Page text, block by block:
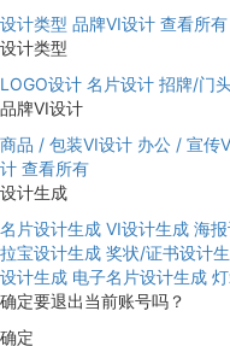
设计类型 品牌VI设计 查看所有
设计类型
LOGO设计 名片设计 招牌/门
品牌VI设计
商品 / 包装VI设计 办公 / 宣传
计 查看所有
设计生成
名片设计生成 VI设计生成 海
拉宝设计生成 奖状/证书设计
设计生成 电子名片设计生成
确定要退出当前账号吗？
确定